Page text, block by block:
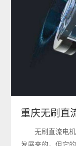
重庆无刷直
无刷直流电